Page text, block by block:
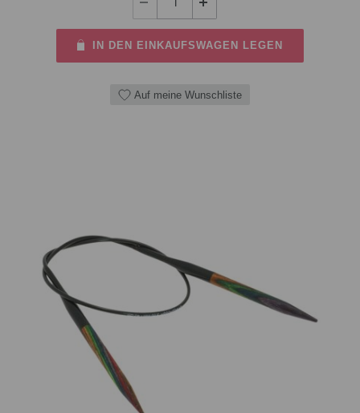
IN DEN EINKAUFSWAGEN LEGEN
Auf meine Wunschliste